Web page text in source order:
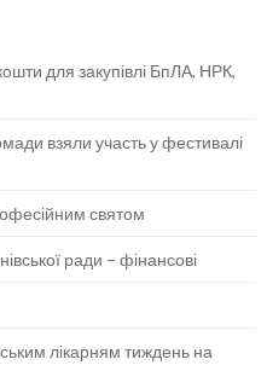
для закупівлі БпЛА, НРК,
взяли участь у фестивалі
святом
ради – фінансові
лікарням тиждень на